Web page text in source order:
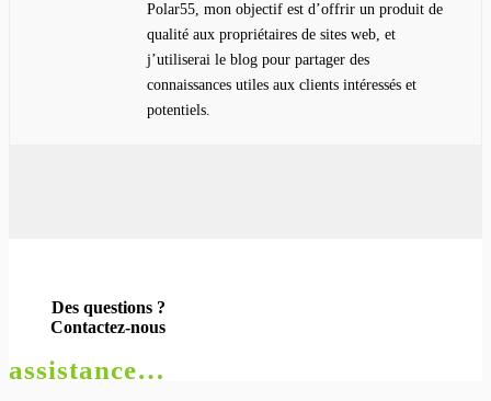
Polar55, mon objectif est d’offrir un produit de
qualité aux propriétaires de sites web, et
j’utiliserai le blog pour partager des
connaissances utiles aux clients intéressés et
potentiels.
Des questions ?
Contactez-nous
assistance@polar55.fr